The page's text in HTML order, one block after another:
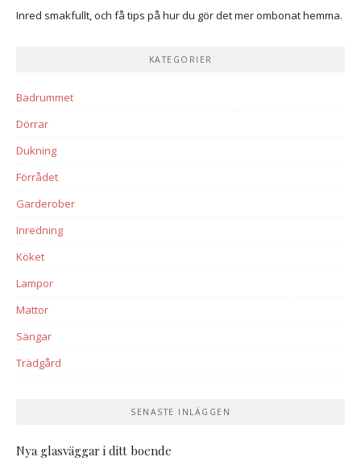
Inred smakfullt, och få tips på hur du gör det mer ombonat hemma.
KATEGORIER
Badrummet
Dörrar
Dukning
Förrådet
Garderober
Inredning
Köket
Lampor
Mattor
Sängar
Trädgård
SENASTE INLÄGGEN
Nya glasväggar i ditt boende